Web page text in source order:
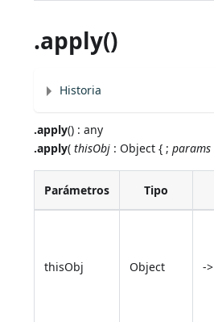
.apply()
Historia
.apply() : any
.apply(thisObj : Object { ;params
Parámetros Tipo
thisObj Object ->